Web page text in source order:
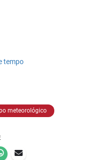
tempo
meteorológico